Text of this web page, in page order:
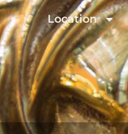
Location